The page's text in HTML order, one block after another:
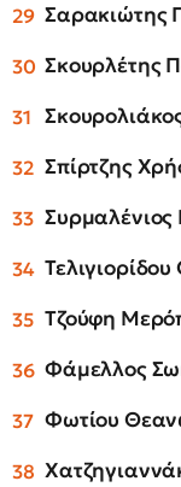
Σαρακιώτης
Σκουρλέτης
Σπίρτζης
Συρμαλένιος
Τζούφη
Φάμελλος
Φωτίου